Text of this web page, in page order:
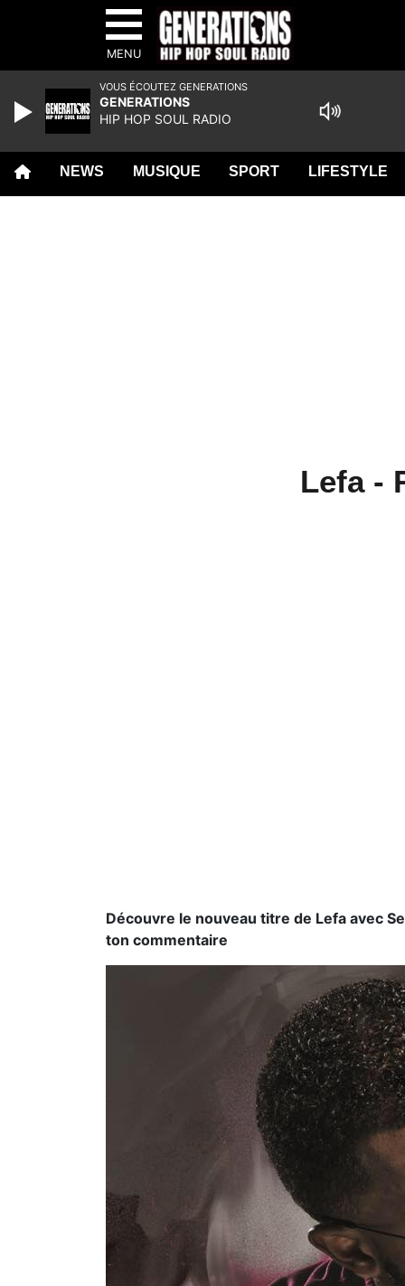
MENU
NEWS MUSIQUE SPORT LIFESTYLE
Lefa -
Découvre le nouveau titre de Lefa avec
ton commentaire
VOUS ÉCOUTEZ GENERATIONS
GENERATIONS
HIP HOP SOUL RADIO